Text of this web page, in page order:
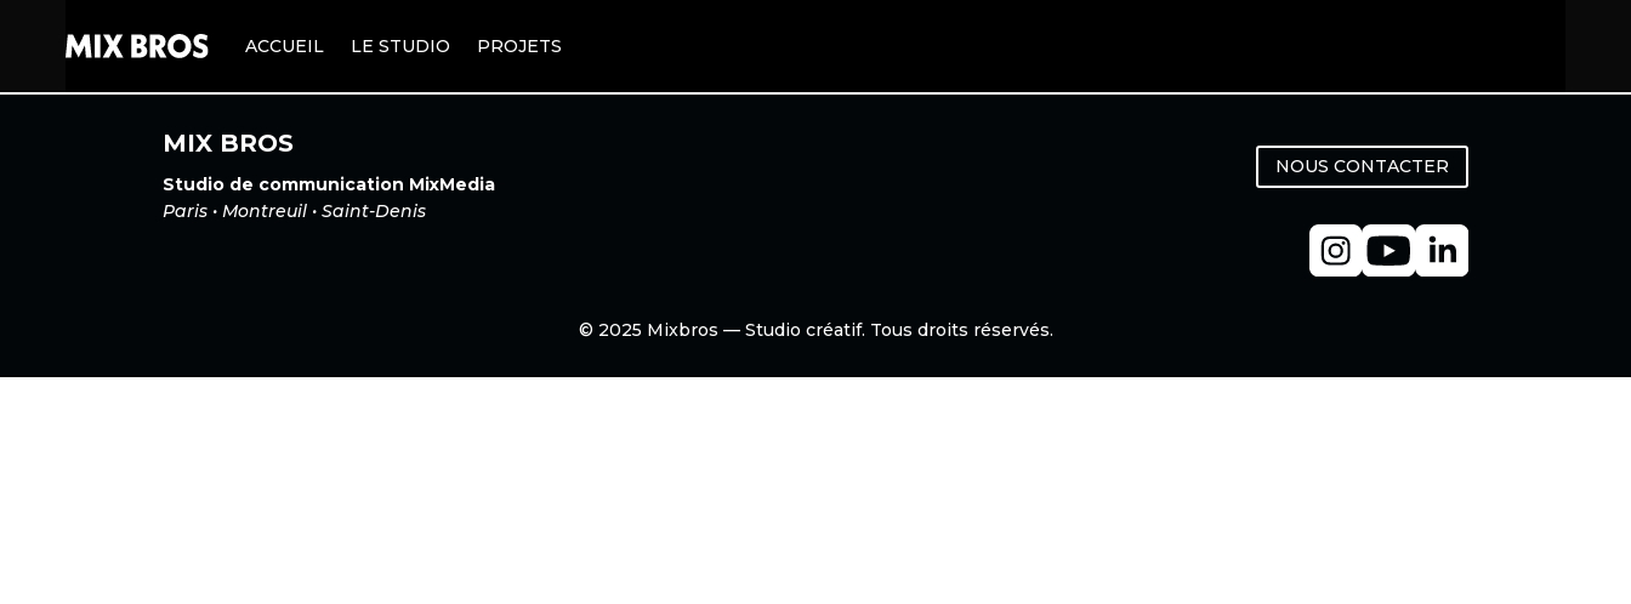
ACCUEIL LE STUDIO PROJETS
MIX BROS
Studio de communication MixMedia
Paris • Montreuil • Saint-Denis
NOUS CONTACTER
© 2025 Mixbros — Studio créatif. Tous droits réservés.